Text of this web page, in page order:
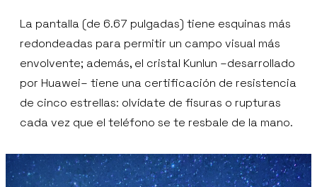
La pantalla (de 6.67 pulgadas) tiene esquinas más
redondeadas para permitir un campo visual más
envolvente; además, el cristal Kunlun –desarrollado
por Huawei– tiene una certificación de resistencia
de cinco estrellas: olvídate de fisuras o rupturas
cada vez que el teléfono se te resbale de la mano.